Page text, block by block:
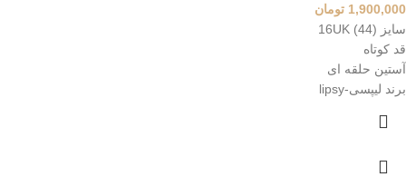
1,900,000 تومان
سایز 16UK (44)
قد کوتاه
آستین حلقه ای
برند لیپسی-lipsy